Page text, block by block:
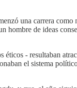
una carrera
de ideas
- resultaban
el sistema